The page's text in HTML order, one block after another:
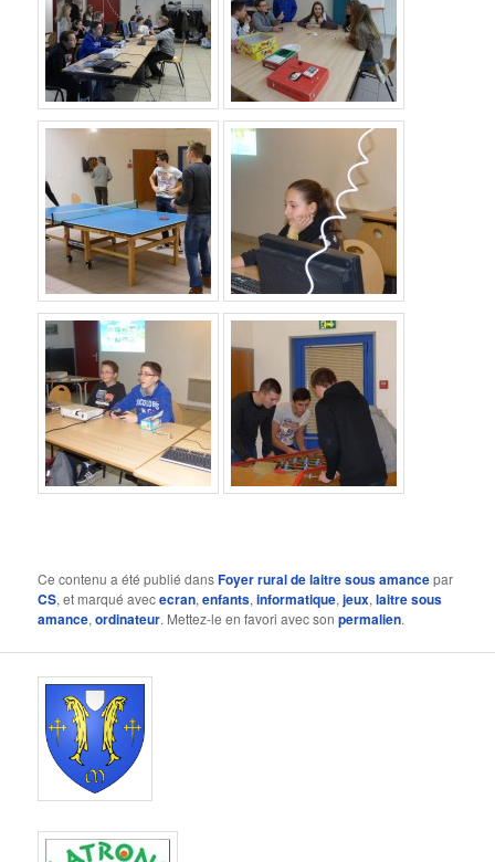
Ce contenu a été publié dansFoyer rural de laitre sous amancepar
CS, et marqué avececran,enfants,informatique,jeux,laitre sous
amance,ordinateur. Mettez-le en favori avec sonpermalien.